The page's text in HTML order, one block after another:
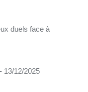
duels face à
- 13/12/2025